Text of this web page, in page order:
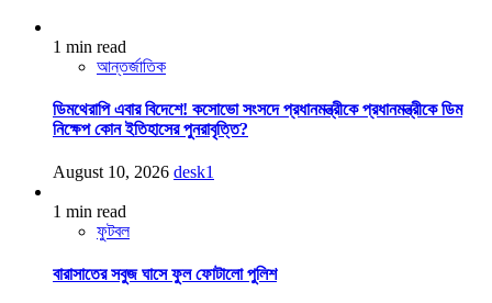
1 min read
আন্তর্জাতিক
ডিমথেরাপি এবার বিদেশে! কসোভো সংসদে প্রধানমন্ত্রীকে প্রধানমন্ত্রীকে ডিম
নিক্ষেপ কোন ইতিহাসের পুনরাবৃত্তি?
August 10, 2026 desk1
1 min read
ফুটবল
বারাসাতের সবুজ ঘাসে ফুল ফোটালো পুলিশ